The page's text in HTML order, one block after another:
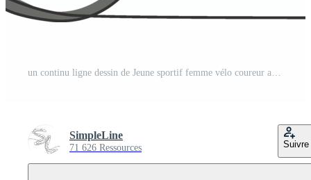
SimpleLine
71 626 Ressources Suivre